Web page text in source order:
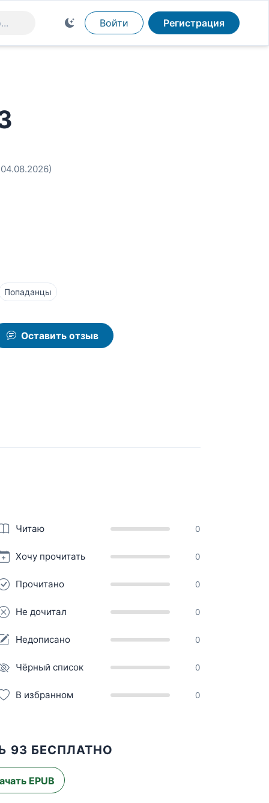
Войти Регистрация
Попаданцы
Оставить отзыв
Читаю 0
Хочу прочитать 0
Прочитано 0
Не дочитал 0
Недописано 0
Чёрный список 0
В избранном 0
93 БЕСПЛАТНО
EPUB